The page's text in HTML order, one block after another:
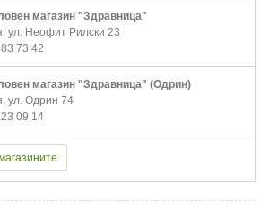
магазин "Здравница"
ул. Неофит Рилски 23
73 42
магазин "Здравница" (Одрин)
ул. Одрин 74
09 14